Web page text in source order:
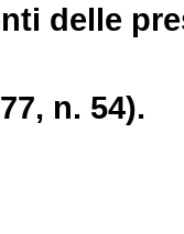
delle
n. 54).